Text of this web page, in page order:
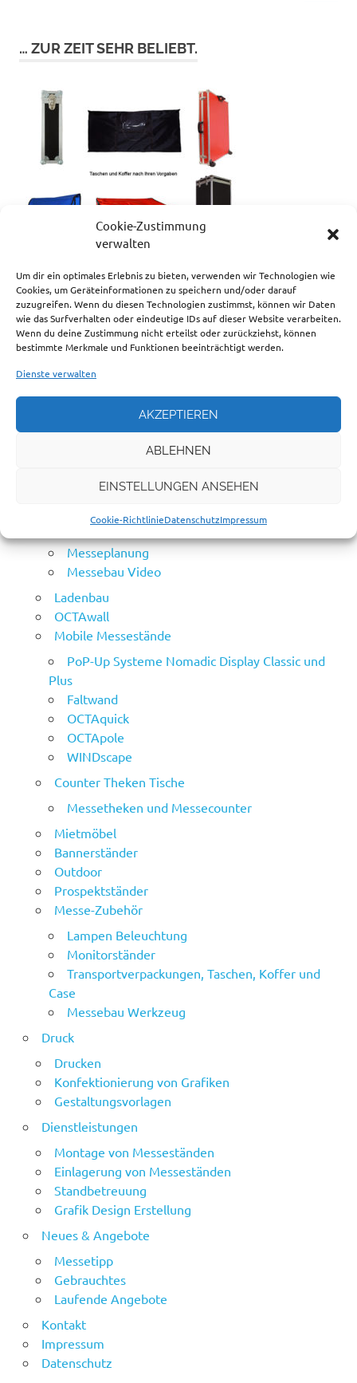
Cookie-Zustimmung
verwalten
Um dir ein optimales Erlebnis zu bieten, verwenden wir Technologien wie
Cookies, um Geräteinformationen zu speichern und/oder darauf
zuzugreifen. Wenn du diesen Technologien zustimmst, können wir Daten
wie das Surfverhalten oder eindeutige IDs auf dieser Website verarbeiten.
Wenn du deine Zustimmung nicht erteilst oder zurückziehst, können
bestimmte Merkmale und Funktionen beeinträchtigt werden.
Dienste verwalten
AKZEPTIEREN
ABLEHNEN
EINSTELLUNGEN ANSEHEN
Cookie-RichtlinieDatenschutzImpressum
… ZUR ZEIT SEHR BELIEBT.
SCHNELL KONTAKT
Messebau
Messeplanung
Messebau Video
Ladenbau
OCTAwall
Mobile Messestände
PoP-Up Systeme Nomadic Display Classic und
Plus
Faltwand
OCTAquick
OCTApole
WINDscape
Counter Theken Tische
Messetheken und Messecounter
Mietmöbel
Bannerständer
Outdoor
Prospektständer
Messe-Zubehör
Lampen Beleuchtung
Monitorständer
Transportverpackungen, Taschen, Koffer und
Case
Messebau Werkzeug
Druck
Drucken
Konfektionierung von Grafiken
Gestaltungsvorlagen
Dienstleistungen
Montage von Messeständen
Einlagerung von Messeständen
Standbetreuung
Grafik Design Erstellung
Neues & Angebote
Messetipp
Gebrauchtes
Laufende Angebote
Kontakt
Impressum
Datenschutz